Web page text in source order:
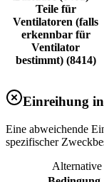
Teile für
Ventilatoren (falls
erkennbar für
Ventilator
bestimmt) (8414)
Einreihung
Eine abweichende
spezifischer